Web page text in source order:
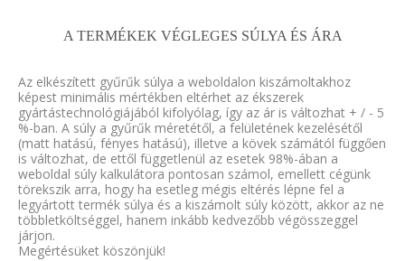
A TERMÉKEK VÉGLEGES SÚLYA ÉS ÁRA
Az elkészített gyűrűk súlya a weboldalon kiszámoltakhoz
képest minimális mértékben eltérhet az ékszerek
gyártástechnológiájából kifolyólag, így az ár is változhat + / - 5
%-ban. A súly a gyűrűk méretétől, a felületének kezelésétől
(matt hatású, fényes hatású), illetve a kövek számától függően
is változhat, de ettől függetlenül az esetek 98%-ában a
weboldal súly kalkulátora pontosan számol, emellett cégünk
törekszik arra, hogy ha esetleg mégis eltérés lépne fel a
legyártott termék súlya és a kiszámolt súly között, akkor az ne
többletköltséggel, hanem inkább kedvezőbb végösszeggel
járjon.
Megértésüket köszönjük!